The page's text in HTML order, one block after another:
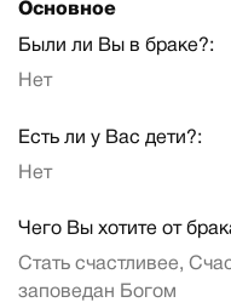
Основное
Были ли Вы в браке?:
Нет
Есть ли у Вас дети?:
Нет
Чего Вы хотите от
Стать счастливее,
заповедан Богом